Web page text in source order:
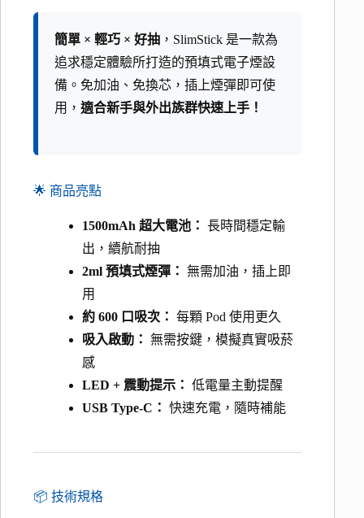
簡單 × 輕巧 × 好抽 ，SlimStick 是一款為
追求穩定體驗所打造的預填式電子煙設
備。免加油、免換芯，插上煙彈即可使
用， 適合新手與外出族群快速上手！
🌟 商品亮點
1500mAh 超大電池： 長時間穩定輸
出，續航耐抽
2ml 預填式煙彈： 無需加油，插上即
用
約 600 口吸次： 每顆 Pod 使用更久
吸入啟動： 無需按鍵，模擬真實吸菸
感
LED + 震動提示： 低電量主動提醒
USB Type-C： 快速充電，隨時補能
📦 技術規格